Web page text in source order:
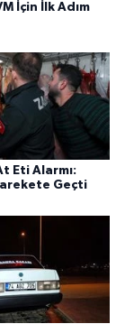
İçin İlk Adım
Eti Alarmı:
Geçti